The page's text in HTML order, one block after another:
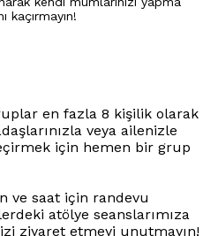
kaçırmayın!
en fazla 8 kişilik olarak
veya ailenizle
için hemen bir grup
ve saat için randevu
atölye seanslarımıza
ziyaret etmeyi unutmayın!